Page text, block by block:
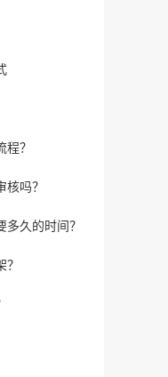
？
核吗？
多久的时间？